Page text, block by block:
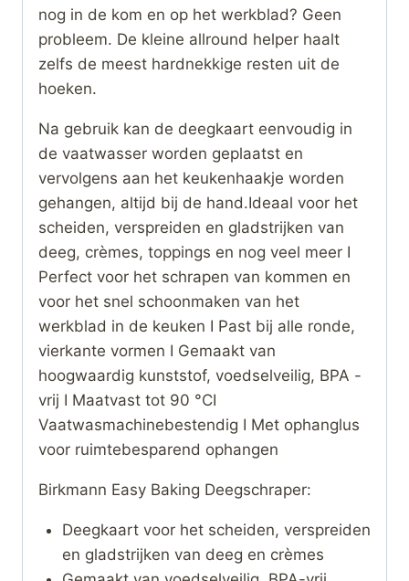
nog in de kom en op het werkblad? Geen
probleem. De kleine allround helper haalt
zelfs de meest hardnekkige resten uit de
hoeken.
Na gebruik kan de deegkaart eenvoudig in
de vaatwasser worden geplaatst en
vervolgens aan het keukenhaakje worden
gehangen, altijd bij de hand.Ideaal voor het
scheiden, verspreiden en gladstrijken van
deeg, crèmes, toppings en nog veel meer I
Perfect voor het schrapen van kommen en
voor het snel schoonmaken van het
werkblad in de keuken I Past bij alle ronde,
vierkante vormen I Gemaakt van
hoogwaardig kunststof, voedselveilig, BPA -
vrij I Maatvast tot 90 °CI
Vaatwasmachinebestendig I Met ophanglus
voor ruimtebesparend ophangen
Birkmann Easy Baking Deegschraper:
Deegkaart voor het scheiden, verspreiden
en gladstrijken van deeg en crèmes